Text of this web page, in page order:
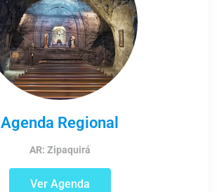
Agenda Regional
AR: Zipaquirá
Ver Agenda